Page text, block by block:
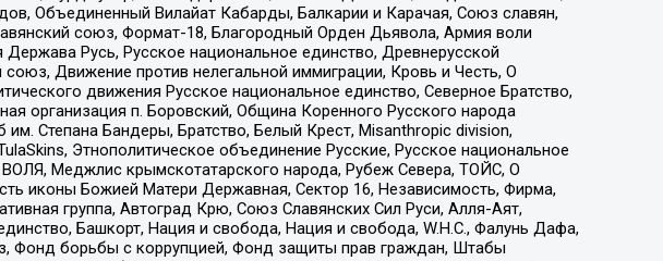
Объединенный Вилайат Кабарды, Балкарии и Карачая, Союз славян,
союз, Формат-18, Благородный Орден Дьявола, Армия воли
Русь, Русское национальное единство, Древнерусской
Движение против нелегальной иммиграции, Кровь и Честь, О
движения Русское национальное единство, Северное Братство,
организация п. Боровский, Община Коренного Русского народа
Степана Бандеры, Братство, Белый Крест, Misanthropic division,
Этнополитическое объединение Русские, Русское национальное
Меджлис крымскотатарского народа, Рубеж Севера, ТОЙС, О
иконы Божией Матери Державная, Сектор 16, Независимость, Фирма,
группа, Автоград Крю, Союз Славянских Сил Руси, Алля-Аят,
Башкорт, Нация и свобода, Нация и свобода, W.H.С., Фалунь Дафа,
Фонд борьбы с коррупцией, Фонд защиты прав граждан, Штабы